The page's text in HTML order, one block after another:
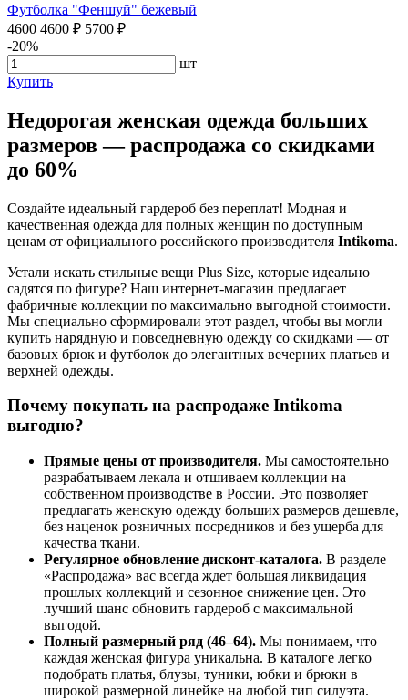
Футболка "Феншуй" бежевый
4600 4600 ₽ 5700 ₽
-20%
шт
Купить
Недорогая женская одежда больших
размеров — распродажа со скидками
до 60%
Создайте идеальный гардероб без переплат! Модная и
качественная одежда для полных женщин по доступным
ценам от официального российского производителя Intikoma.
Устали искать стильные вещи Plus Size, которые идеально
садятся по фигуре? Наш интернет-магазин предлагает
фабричные коллекции по максимально выгодной стоимости.
Мы специально сформировали этот раздел, чтобы вы могли
купить нарядную и повседневную одежду со скидками — от
базовых брюк и футболок до элегантных вечерних платьев и
верхней одежды.
Почему покупать на распродаже Intikoma
выгодно?
Прямые цены от производителя. Мы самостоятельно
разрабатываем лекала и отшиваем коллекции на
собственном производстве в России. Это позволяет
предлагать женскую одежду больших размеров дешевле,
без наценок розничных посредников и без ущерба для
качества ткани.
Регулярное обновление дисконт-каталога. В разделе
«Распродажа» вас всегда ждет большая ликвидация
прошлых коллекций и сезонное снижение цен. Это
лучший шанс обновить гардероб с максимальной
выгодой.
Полный размерный ряд (46–64). Мы понимаем, что
каждая женская фигура уникальна. В каталоге легко
подобрать платья, блузы, туники, юбки и брюки в
широкой размерной линейке на любой тип силуэта.